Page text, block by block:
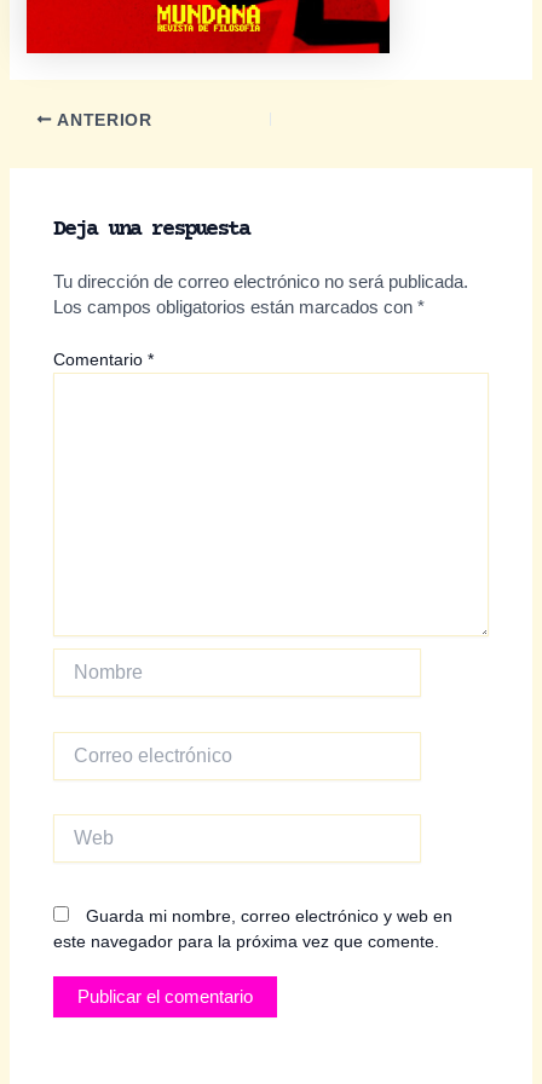
Navegación
entradas
ANTERIOR
Deja una respuesta
Tu dirección de correo electrónico no será publicada.
Los campos obligatorios están marcados con*
Comentario*
Nombre
electrónico
Guarda mi nombre, correo electrónico y web en
este navegador para la próxima vez que comente.